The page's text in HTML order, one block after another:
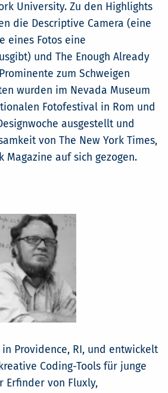
University. Zu den Highlights
die Descriptive Camera (eine
eines Fotos eine
und The Enough Already
zum Schweigen
wurden im Nevada Museum
Fotofestival in Rom und
ausgestellt und
von The New York Times,
Magazine auf sich gezogen.
Providence, RI, und entwickelt
Coding-Tools für junge
Erfinder von Fluxly,